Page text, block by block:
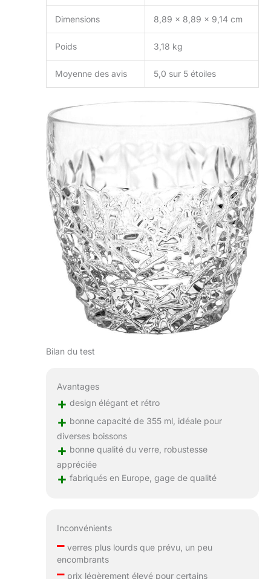
Dimensions 8,89 x 8,89 x 9,14 cm
Poids 3,18 kg
Moyenne des avis 5,0 sur 5 étoiles
Bilan du test
Avantages
+ design élégant et rétro
+ bonne capacité de 355 ml, idéale pour
diverses boissons
+ bonne qualité du verre, robustesse
appréciée
+ fabriqués en Europe, gage de qualité
Inconvénients
–verres plus lourds que prévu, un peu
encombrants
–prix légèrement élevé pour certains